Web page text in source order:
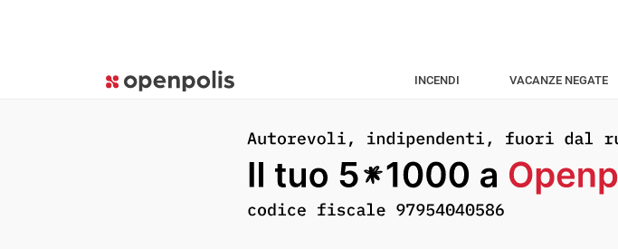
INCENDI VACANZE NEGATE